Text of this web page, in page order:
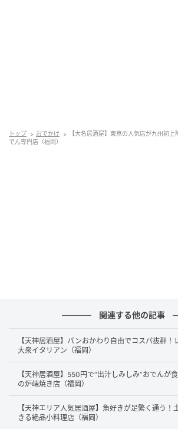
トップ おでかけ
【大名居酒屋】東京の人気店が九州初
でん専門店（福岡）
関連する他の記事
【天神居酒屋】パンおかわり自由でコスパ抜群！
大衆イタリアン（福岡）
【天神居酒屋】550円で“出汁しみしみ”おでんが
の炉端焼き店（福岡）
【天神エリア人気居酒屋】魚好きが足繁く通う！
きる絶品小料理店（福岡）